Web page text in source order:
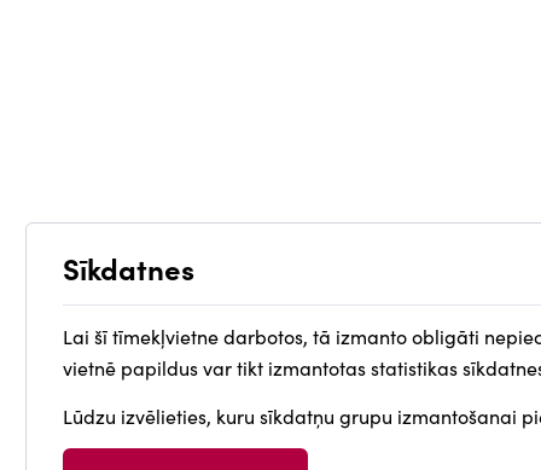
Sīkdatnes
Lai šī tīmekļvietne darbotos, tā izmanto obligāti
vietnē papildus var tikt izmantotas statistikas
Lūdzu izvēlieties, kuru sīkdatņu grupu izmantošanai